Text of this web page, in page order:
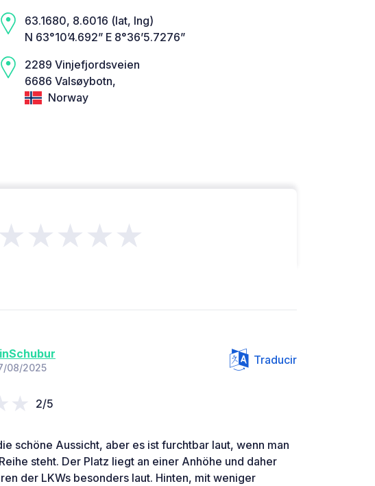
63.1680, 8.6016 (lat, lng)
N 63°10’4.692” E 8°36’5.7276”
2289 Vinjefjordsveien
6686 Valsøybotn,
Norway
★★★★★
08/2025
Traducir
2/5
schöne Aussicht, aber es ist furchtbar laut, wenn man
steht. Der Platz liegt an einer Anhöhe und daher
der LKWs besonders laut. Hinten, mit weniger